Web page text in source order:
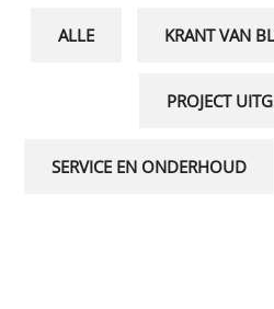
ALLE KRANT VAN
PROJECT
SERVICE EN ONDERHOUD